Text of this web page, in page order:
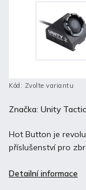
Kód: Zvolte variantu
Hot Button je
příslušenství pro
Detailní informace
Značka: Unity